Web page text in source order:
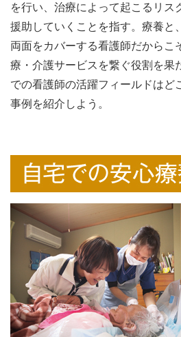
を行い、治療によって起こるリス
援助していくことを指す。療養と
両面をカバーする看護師だからこ
療・介護サービスを繋ぐ役割を果
での看護師の活躍フィールドはど
事例を紹介しよう。